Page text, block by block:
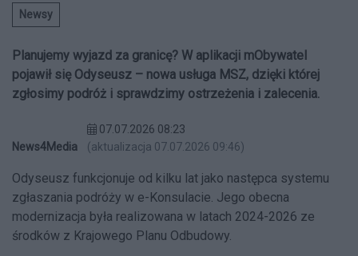
Newsy
Planujemy wyjazd za granicę? W aplikacji mObywatel
pojawił się Odyseusz – nowa usługa MSZ, dzięki której
zgłosimy podróż i sprawdzimy ostrzeżenia i zalecenia.
News4Media
07.07.2026 08:23
(aktualizacja 07.07.2026 09:46)
Odyseusz funkcjonuje od kilku lat jako następca systemu
zgłaszania podróży w e-Konsulacie. Jego obecna
modernizacja była realizowana w latach 2024-2026 ze
środków z Krajowego Planu Odbudowy.